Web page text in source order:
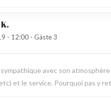
K
- 12:00 - Gäste 3
avec son
et le service. Pourquoi pas y